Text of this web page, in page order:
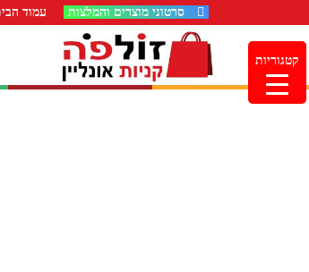
סרטוני מוצרים והמלצות עמוד
קטגוריות